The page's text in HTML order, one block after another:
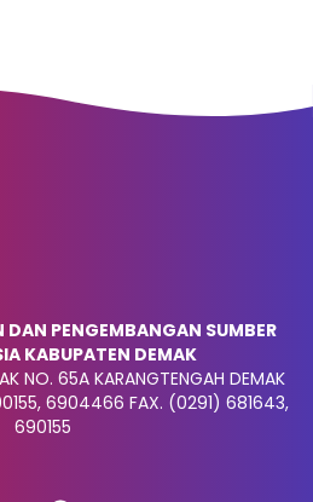
PENGEMBANGAN SUMBER
KABUPATEN DEMAK
NO. 65A KARANGTENGAH DEMAK
6904466 FAX. (0291) 681643,
690155